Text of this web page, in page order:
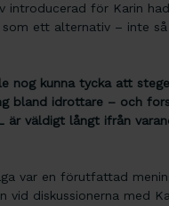
introducerad för Karin
ett alternativ – inte
nog kunna tycka att
bland idrottare – och
är väldigt långt ifrån
var en förutfattad
vid diskussionerna med